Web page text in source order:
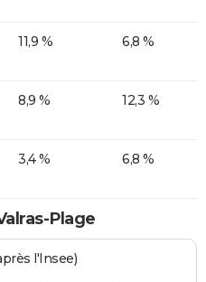
11,9 % 6,8 %
8,9 % 12,3 %
3,4 % 6,8 %
Plage
l'Insee)